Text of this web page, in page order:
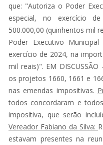
que: "Autoriza o Poder
especial, no exercício
500.000,00 (quinhentos mil
Poder Executivo
exercício de 2024, na
mil reais)". EM
os projetos 1660, 1661 e
nas emendas impositivas.
todos concordaram e
impositiva, que serão
Vereador Fabiano da Silva:
estavam presentes na